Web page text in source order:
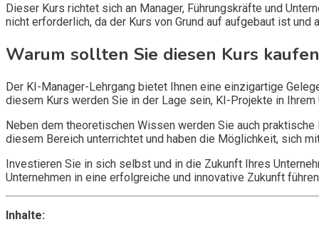
Dieser Kurs richtet sich an Manager, Führungskräfte und
nicht erforderlich, da der Kurs von Grund auf aufgebaut ist
Warum sollten Sie diesen Kurs
Der KI-Manager-Lehrgang bietet Ihnen eine einzigartige
diesem Kurs werden Sie in der Lage sein, KI-Projekte in
Neben dem theoretischen Wissen werden Sie auch
diesem Bereich unterrichtet und haben die Möglichkeit, sich
Investieren Sie in sich selbst und in die Zukunft Ihres
Unternehmen in eine erfolgreiche und innovative Zukunft
Inhalte: